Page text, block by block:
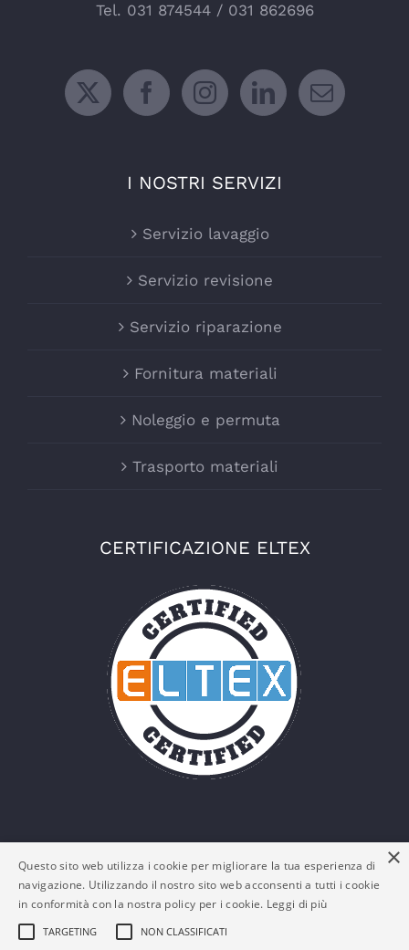
Tel. 031 874544/ 031 862696
I NOSTRI SERVIZI
Servizio lavaggio
Servizio revisione
Servizio riparazione
Fornitura materiali
Noleggio e permuta
Trasporto materiali
CERTIFICAZIONE ELTEX
×
Questo sito web utilizza i cookie per migliorare la tua esperienza di
navigazione. Utilizzando il nostro sito web acconsenti a tutti i cookie
in conformità con la nostra policy per i cookie. Leggi di più
TARGETING NON CLASSIFICATI